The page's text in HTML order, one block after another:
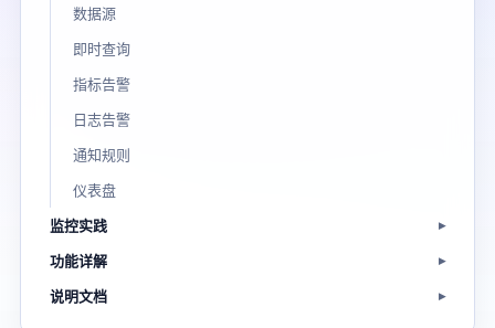
数据源
即时查询
指标告警
日志告警
通知规则
仪表盘
监控实践
功能详解
说明文档